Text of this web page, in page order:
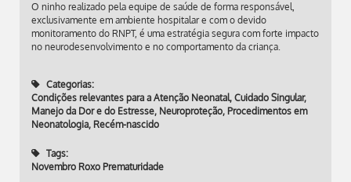
O ninho realizado pela equipe de saúde de forma responsável,
exclusivamente em ambiente hospitalar e com o devido
monitoramento do RNPT, é uma estratégia segura com forte impacto
no neurodesenvolvimento e no comportamento da criança.
Categorias:
Condições relevantes para a Atenção Neonatal, Cuidado Singular,
Manejo da Dor e do Estresse, Neuroproteção, Procedimentos em
Neonatologia, Recém-nascido
Tags:
Novembro Roxo Prematuridade